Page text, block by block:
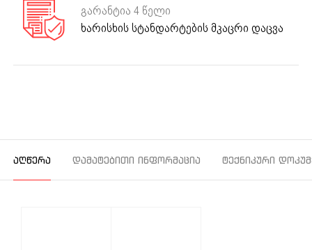
გარანტია 4 წელი
ხარისხის სტანდარტების მკაცრი დაცვა
ᲐᲦᲬᲔᲠᲐ ᲓᲐᲛᲐᲢᲔᲑᲘᲗᲘ ᲘᲜᲤᲝᲠᲛᲐᲪᲘᲐ ᲢᲔᲥᲜᲘᲙᲣᲠᲘ